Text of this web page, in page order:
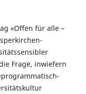
«Offen für alle –
Frage, inwiefern